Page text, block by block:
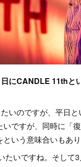
にCANDLE 11thと
いのですが、平日
ですが、同時に「
いう意味合いもあり
いですね。そして